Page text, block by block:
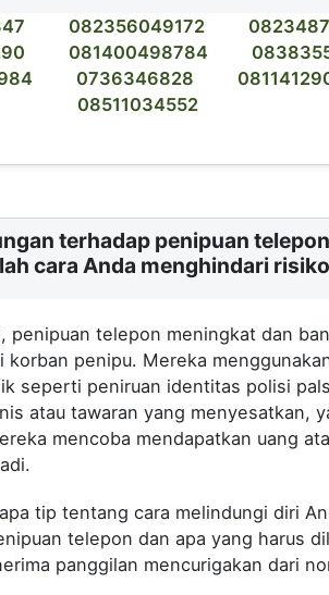
082356049172
081400498784
0736346828
08511034552
terhadap penipuan
cara Anda menghindari risiko
penipuan telepon meningkat dan
korban penipu. Mereka
seperti peniruan identitas polisi
atau tawaran yang menyesatkan,
mencoba mendapatkan uang
tip tentang cara melindungi diri
telepon dan apa yang harus
panggilan mencurigakan dari